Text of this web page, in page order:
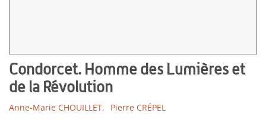
Condorcet. Homme des Lumières et
de la Révolution
Anne-Marie CHOUILLET, Pierre CRÉPEL